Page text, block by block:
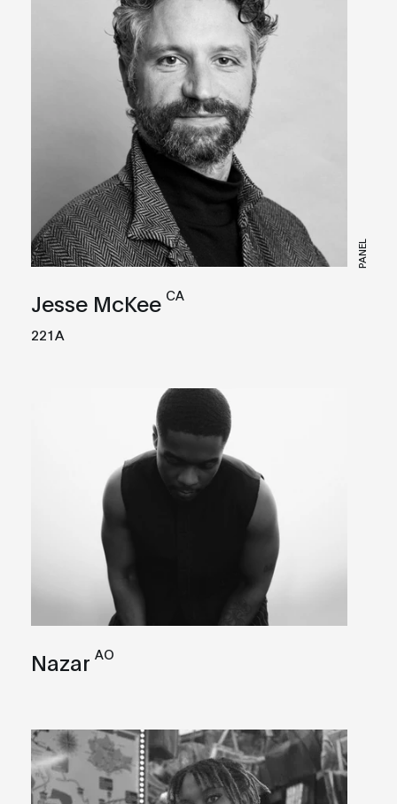
PANEL
Jesse McKee CA
221A
Nazar AO